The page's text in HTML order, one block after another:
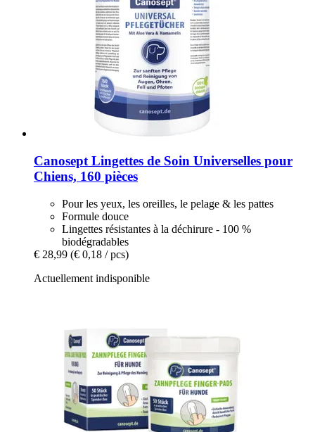
Canosept Lingettes de Soin Universelles pour
Chiens, 160 pièces
Pour les yeux, les oreilles, le pelage & les pattes
Formule douce
Lingettes résistantes à la déchirure - 100 %
biodégradables
€ 28,99 (€ 0,18 / pcs)
Actuellement indisponible